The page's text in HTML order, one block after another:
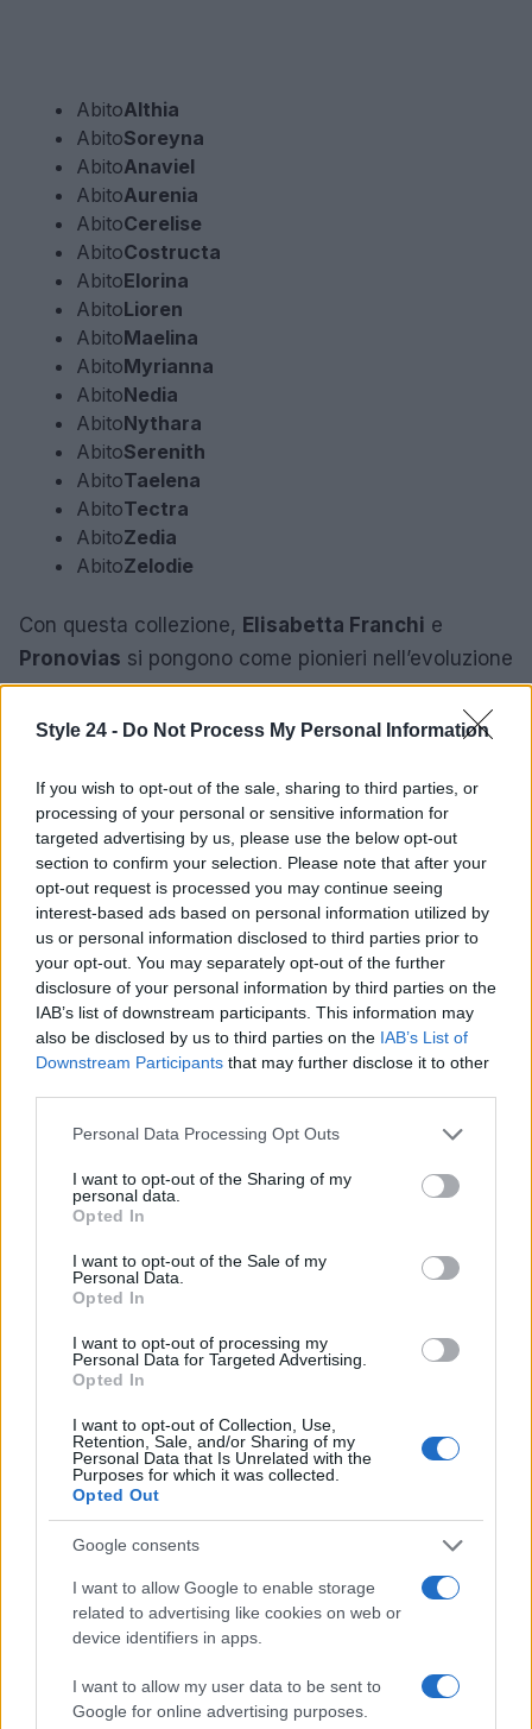
Style 24 - Do Not Process My Personal Information
If you wish to opt-out of the sale, sharing to third parties, or
processing of your personal or sensitive information for
targeted advertising by us, please use the below opt-out
section to confirm your selection. Please note that after your
opt-out request is processed you may continue seeing
interest-based ads based on personal information utilized by
us or personal information disclosed to third parties prior to
your opt-out. You may separately opt-out of the further
disclosure of your personal information by third parties on the
IAB’s list of downstream participants. This information may
also be disclosed by us to third parties on the IAB’s List of
Downstream Participants that may further disclose it to other
Please note that this website/app uses one or more Google
not limited to your visit or usage behaviour. You may click to
grant or deny consent to Google and its third-party tags to
use your data for below specified purposes in below Google
consent section.
Personal Data Processing Opt Outs
I want to opt-out of the Sharing of my
personal data.
Opted In
I want to opt-out of the Sale of my
Personal Data.
Opted In
I want to opt-out of processing my
Personal Data for Targeted Advertising.
Opted In
I want to opt-out of Collection, Use,
Retention, Sale, and/or Sharing of my
Personal Data that Is Unrelated with the
Purposes for which it was collected.
Opted Out
Google consents
I want to allow Google to enable storage
related to advertising like cookies on web or
device identifiers in apps.
I want to allow my user data to be sent to
Google for online advertising purposes.
AbitoAlthia
AbitoSoreyna
AbitoAnaviel
AbitoAurenia
AbitoCerelise
AbitoCostructa
AbitoElorina
AbitoLioren
AbitoMaelina
AbitoMyrianna
AbitoNedia
AbitoNythara
AbitoSerenith
AbitoTaelena
AbitoTectra
AbitoZedia
AbitoZelodie
Con questa collezione, Elisabetta Franchi e
Pronovias si pongono come pionieri nell’evoluzione
del bridalwear, portando freschezza e innovazione
nel cuore della tradizione.
AUTORE
Staff
Continua a leggere
LIFESTYLE